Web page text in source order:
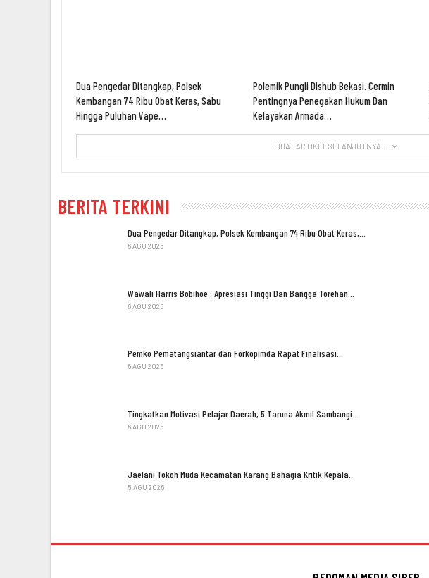
Dua Pengedar Ditangkap, Polsek
Kembangan 74 Ribu Obat Keras, Sabu
Hingga Puluhan Vape…
Polemik Pungli Dishub Bekasi. Cermin
Pentingnya Penegakan Hukum Dan
Kelayakan Armada…
LIHAT ARTIKEL SELANJUTNYA ...
BERITA TERKINI
Dua Pengedar Ditangkap, Polsek Kembangan 74 Ribu Obat Keras,…
6 AGU 2026
Wawali Harris Bobihoe : Apresiasi Tinggi Dan Bangga Torehan…
6 AGU 2026
Pemko Pematangsiantar dan Forkopimda Rapat Finalisasi…
6 AGU 2026
Tingkatkan Motivasi Pelajar Daerah, 5 Taruna Akmil Sambangi…
6 AGU 2026
Jaelani Tokoh Muda Kecamatan Karang Bahagia Kritik Kepala…
5 AGU 2026